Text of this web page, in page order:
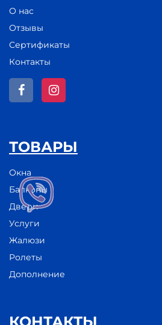
О нас
Отзывы
Сертификаты
Контакты
ТОВАРЫ
Окна
Балконы
Двери
Услуги
Жалюзи
Ролеты
Дополнение